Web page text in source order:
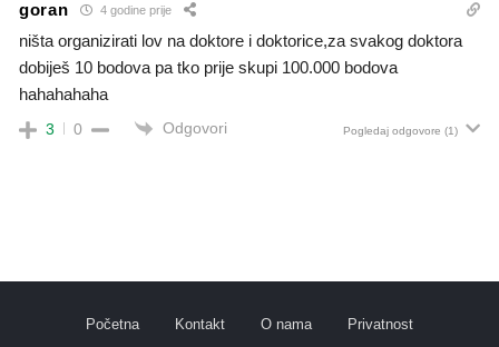
goran 4 godine prije
ništa organizirati lov na doktore i doktorice,za svakog doktora
dobiješ 10 bodova pa tko prije skupi 100.000 bodova
hahahahaha
3 0 Odgovori Pogledaj odgovore (1)
Početna Kontakt O nama Privatnost